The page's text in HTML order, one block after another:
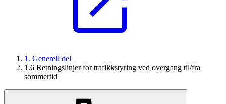
1. Generell del
1.6 Retningslinjer for trafikkstyring ved overgang til/fra
sommertid